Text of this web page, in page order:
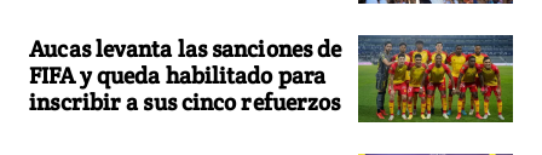
Aucas levanta las sanciones de
FIFA y queda habilitado para
inscribir a sus cinco refuerzos